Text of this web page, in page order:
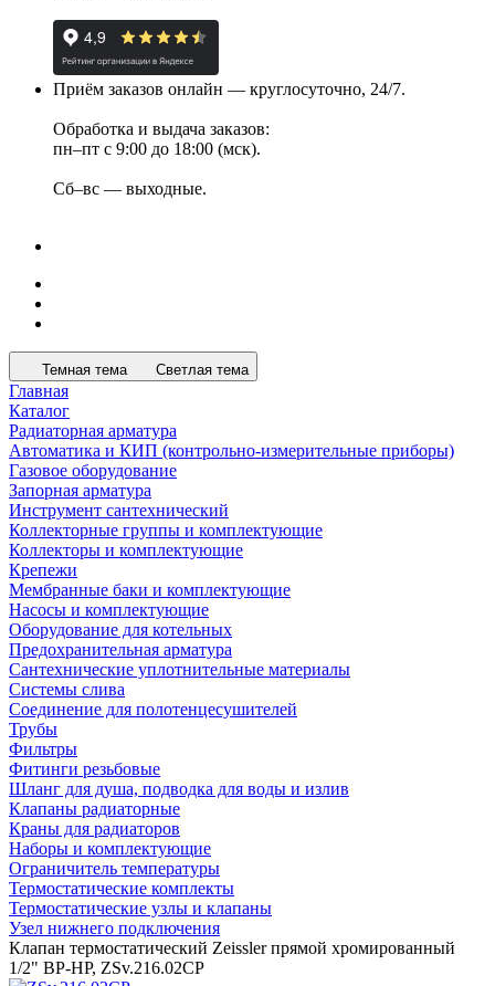
Приём заказов онлайн — круглосуточно, 24/7.
Обработка и выдача заказов:
пн–пт с 9:00 до 18:00 (мск).
Сб–вс — выходные.
Темная тема Светлая тема
Главная
Каталог
Радиаторная арматура
Автоматика и КИП (контрольно-измерительные приборы)
Газовое оборудование
Запорная арматура
Инструмент сантехнический
Коллекторные группы и комплектующие
Коллекторы и комплектующие
Крепежи
Мембранные баки и комплектующие
Насосы и комплектующие
Оборудование для котельных
Предохранительная арматура
Сантехнические уплотнительные материалы
Системы слива
Соединение для полотенцесушителей
Трубы
Фильтры
Фитинги резьбовые
Шланг для душа, подводка для воды и излив
Клапаны радиаторные
Краны для радиаторов
Наборы и комплектующие
Ограничитель температуры
Термостатические комплекты
Термостатические узлы и клапаны
Узел нижнего подключения
Клапан термостатический Zeissler прямой хромированный
1/2" ВР-НР, ZSv.216.02CP